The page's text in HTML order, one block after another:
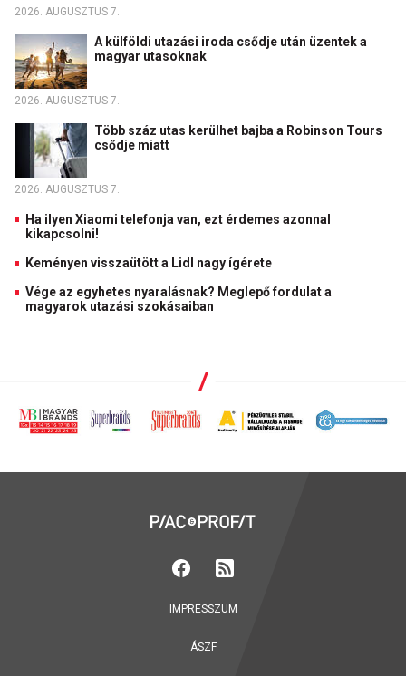
2026. AUGUSZTUS 7.
A külföldi utazási iroda csődje után üzentek a
magyar utasoknak
2026. AUGUSZTUS 7.
Több száz utas kerülhet bajba a Robinson Tours
csődje miatt
2026. AUGUSZTUS 7.
Ha ilyen Xiaomi telefonja van, ezt érdemes azonnal
kikapcsolni!
Keményen visszaütött a Lidl nagy ígérete
Vége az egyhetes nyaralásnak? Meglepő fordulat a
magyarok utazási szokásaiban
IMPRESSZUM
ÁSZF